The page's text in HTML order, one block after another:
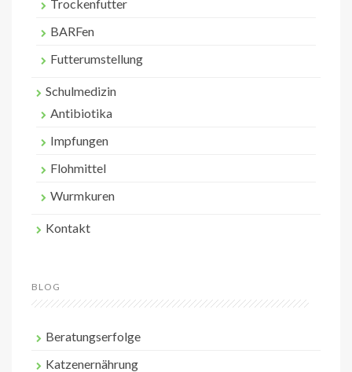
Trockenfutter
BARFen
Futterumstellung
Schulmedizin
Antibiotika
Impfungen
Flohmittel
Wurmkuren
Kontakt
BLOG
Beratungserfolge
Katzenernährung